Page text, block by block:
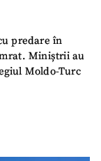
predare în
Miniștrii au
Moldo-Turc